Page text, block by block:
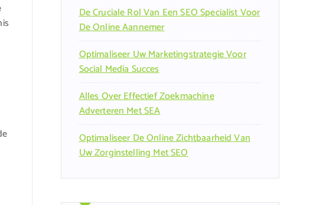
De Cruciale Rol Van Een SEO Specialist Voor
De Online Aannemer
Optimaliseer Uw Marketingstrategie Voor
Social Media Succes
Alles Over Effectief Zoekmachine
Adverteren Met SEA
Optimaliseer De Online Zichtbaarheid Van
Uw Zorginstelling Met SEO